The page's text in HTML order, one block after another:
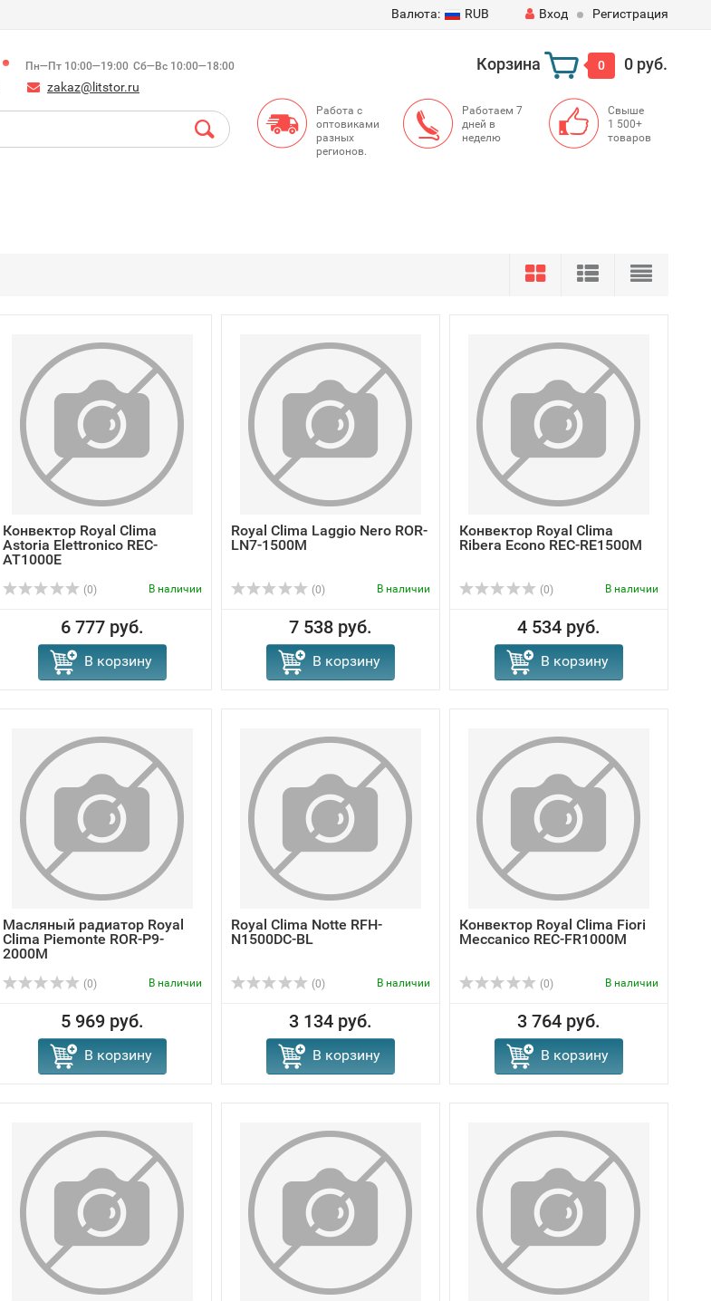
Валюта: RUB Вход Регистрация
Пн—Пт 10:00—19:00 Сб—Вс 10:00—18:00
zakaz@litstor.ru
Корзина 0 0 руб.
Работа с
оптовиками
разных
регионов.
Работаем 7
дней в
неделю
Свыше
1 500+
товаров
Конвектор Royal Clima
Astoria Elettronico REC-
AT1000E
(0) В наличии
6 777 руб.
В корзину
Royal Clima Laggio Nero ROR-
LN7-1500M
(0) В наличии
7 538 руб.
В корзину
Конвектор Royal Clima
Ribera Econo REC-RE1500M
(0) В наличии
4 534 руб.
В корзину
Масляный радиатор Royal
Clima Piemonte ROR-P9-
2000M
(0) В наличии
5 969 руб.
В корзину
Royal Clima Notte RFH-
N1500DC-BL
(0) В наличии
3 134 руб.
В корзину
Конвектор Royal Clima Fiori
Meccanico REC-FR1000M
(0) В наличии
3 764 руб.
В корзину